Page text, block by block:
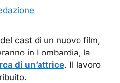
cast di un nuovo film,
in Lombardia, la
di un’attrice. Il lavoro